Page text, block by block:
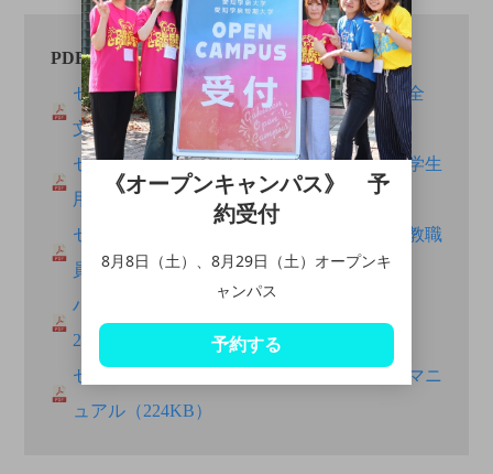
PDFファイルのダウンロード
セクシュアルハラスメントガイドライン【全
文】（237KB）
セクシュアルハラスメントガイドライン【学生
用】（182KB）
セクシュアルハラスメントガイドライン【教職
員用】（186KB）
ハラスメントのない職場環境を目指して
2024.10【職員向】（516B）
セクシュアルハラスメント相談員のためのマニ
ュアル（224KB）
《オープンキャンパス》 予
約受付
8月8日（土）、8月29日（土）オープンキ
ャンパス
予約する